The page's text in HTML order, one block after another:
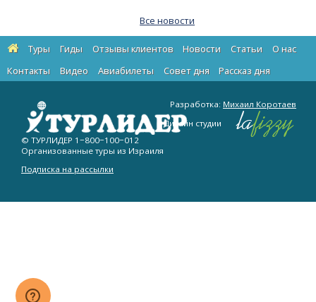
Все новости
Туры Гиды Отзывы клиентов Новости Статьи
О нас
Контакты
Видео Авиабилеты Cовет дня Рассказ дня
© ТУРЛИДЕР 1−800−100−012
Организованные туры из Израиля
Подписка на рассылки
Разработка: Михаил Коротаев
Дизайн студии